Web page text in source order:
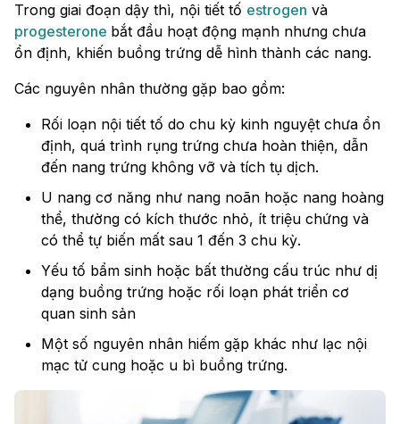
Trong giai đoạn dậy thì, nội tiết tố estrogen và
progesterone bắt đầu hoạt động mạnh nhưng chưa
ổn định, khiến buồng trứng dễ hình thành các nang.
Các nguyên nhân thường gặp bao gồm:
Rối loạn nội tiết tố do chu kỳ kinh nguyệt chưa ổn
định, quá trình rụng trứng chưa hoàn thiện, dẫn
đến nang trứng không vỡ và tích tụ dịch.
U nang cơ năng như nang noãn hoặc nang hoàng
thể, thường có kích thước nhỏ, ít triệu chứng và
có thể tự biến mất sau 1 đến 3 chu kỳ.
Yếu tố bẩm sinh hoặc bất thường cấu trúc như dị
dạng buồng trứng hoặc rối loạn phát triển cơ
quan sinh sản
Một số nguyên nhân hiếm gặp khác như lạc nội
mạc tử cung hoặc u bì buồng trứng.